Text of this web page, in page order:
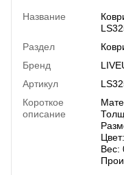
Название
Раздел
Бренд
Артикул
Короткое
описание
Вес: